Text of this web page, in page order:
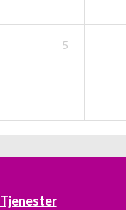
5
Tjenester